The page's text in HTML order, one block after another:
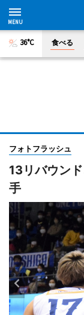
36°C 食べる
フォトフラッシュ
13リバウン
手